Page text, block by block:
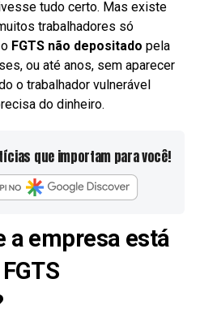
tudo certo. Mas existe
trabalhadores só
FGTS não depositado pela
ou até anos, sem aparecer
o trabalhador vulnerável
do dinheiro.
que importam para você!
a empresa está